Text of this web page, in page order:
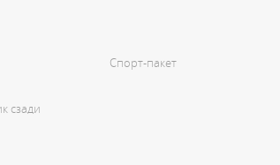
сзади
Спорт-пакет